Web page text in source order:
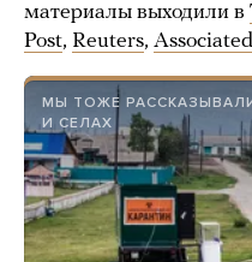
материалы выходили в
Post, Reuters,
МЫ ТОЖЕ
И СЕЛАХ